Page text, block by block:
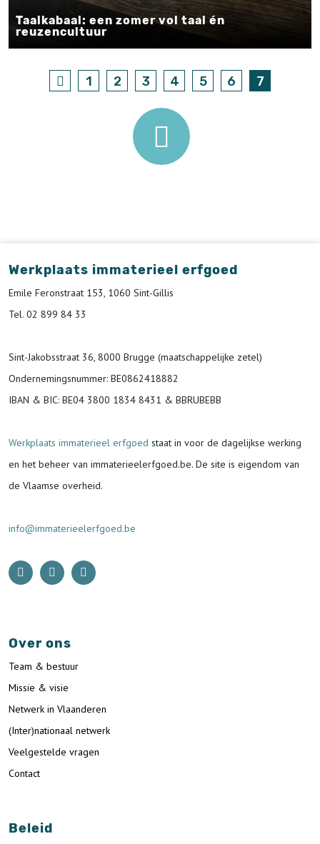
Taalkabaal: een zomer vol taal én
reuzencultuur
1 2 3 4 5 6 7
Werkplaats immaterieel erfgoed
Emile Feronstraat 153, 1060 Sint-Gillis
Tel. 02 899 84 33
Sint-Jakobsstraat 36, 8000 Brugge (maatschappelijke zetel)
Ondernemingsnummer: BE0862418882
IBAN & BIC: BE04 3800 1834 8431 & BBRUBEBB
Werkplaats immaterieel erfgoed staat in voor de dagelijkse werking
en het beheer van immaterieelerfgoed.be. De site is eigendom van
de Vlaamse overheid.
info@immaterieelerfgoed.be
Over ons
Team & bestuur
Missie & visie
Netwerk in Vlaanderen
(Inter)nationaal netwerk
Veelgestelde vragen
Contact
Beleid